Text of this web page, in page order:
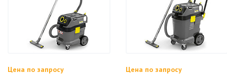
Цена по запросу Цена по запросу